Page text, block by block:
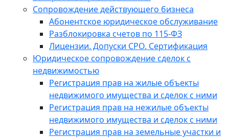
Сопровождение действующего бизнеса
Абонентское юридическое обслуживание
Разблокировка счетов по 115-ФЗ
Лицензии. Допуски СРО. Сертификация
Юридическое сопровождение сделок с
недвижимостью
Регистрация прав на жилые объекты
недвижимого имущества и сделок с ними
Регистрация прав на нежилые объекты
недвижимого имущества и сделок с ними
Регистрация прав на земельные участки и